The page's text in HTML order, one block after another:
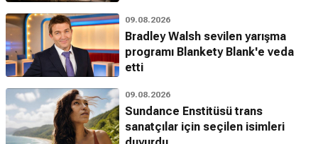
09.08.2026
Bradley Walsh sevilen yarışma
programı Blankety Blank'e veda
etti
09.08.2026
Sundance Enstitüsü trans
sanatçılar için seçilen isimleri